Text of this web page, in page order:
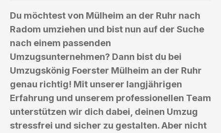
Du möchtest von Mülheim an der Ruhr nach
Radom umziehen und bist nun auf der Suche
nach einem passenden
Umzugsunternehmen? Dann bist du bei
Umzugskönig Foerster Mülheim an der Ruhr
genau richtig! Mit unserer langjährigen
Erfahrung und unserem professionellen Team
unterstützen wir dich dabei, deinen Umzug
stressfrei und sicher zu gestalten. Aber nicht